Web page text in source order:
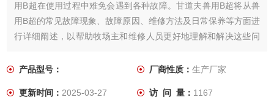
用B超在使用过程中难免会遇到各种故障。甘道夫兽用B超将从兽
用B超的常见故障现象、故障原因、维修方法及日常保养等方面进
行详细阐述，以帮助牧场主和维修人员更好地理解和解决这些问
修，兽用B超厂家维修售后问题大家相互交流学习
产品型号： 厂商性质： 生产厂家
更新时间：2025-03-27 访 问 量： 1167